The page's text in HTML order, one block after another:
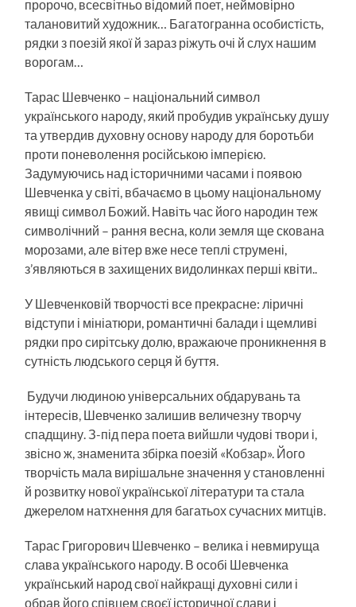
пророчо, всесвітньо відомий поет, неймовірно
талановитий художник… Багатогранна особистість,
рядки з поезій якої й зараз ріжуть очі й слух нашим
ворогам…
Тарас Шевченко – національний символ
українського народу, який пробудив українську душу
та утвердив духовну основу народу для боротьби
проти поневолення російською імперією.
Задумуючись над історичними часами і появою
Шевченка у світі, вбачаємо в цьому національному
явищі символ Божий. Навіть час його народин теж
символічний – рання весна, коли земля ще скована
морозами, але вітер вже несе теплі струмені,
з’являються в захищених видолинках перші квіти..
У Шевченковій творчості все прекрасне: ліричні
відступи і мініатюри, романтичні балади і щемливі
рядки про сирітську долю, вражаюче проникнення в
сутність людського серця й буття.
Будучи людиною універсальних обдарувань та
інтересів, Шевченко залишив величезну творчу
спадщину. З-під пера поета вийшли чудові твори і,
звісно ж, знаменита збірка поезій «Кобзар». Його
творчість мала вирішальне значення у становленні
й розвитку нової української літератури та стала
джерелом натхнення для багатьох сучасних митців.
Тарас Григорович Шевченко – велика і невмируща
слава українського народу. В особі Шевченка
український народ свої найкращі духовні сили і
обрав його співцем своєї історичної слави і